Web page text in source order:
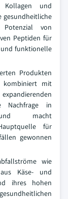
Kollagen und
gesundheitliche
von
Peptiden für
und funktionelle
Produkten
kombiniert mit
Nachfrage in
und macht
für
gewonnen
wie
Käse- und
ihres hohen